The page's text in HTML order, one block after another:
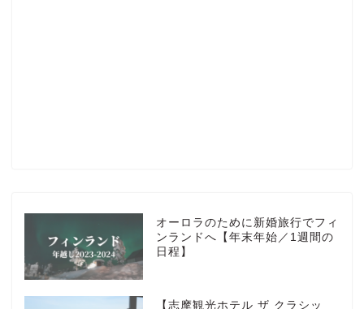
オーロラのために新婚旅行でフィ
ンランドへ【年末年始／1週間の
日程】
【志摩観光ホテル ザ クラシッ
HOTEL